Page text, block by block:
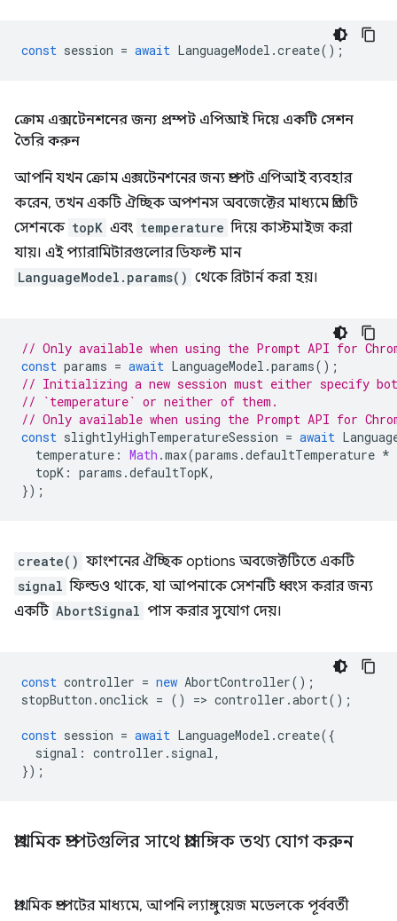
const session = await LanguageModel .create();
ক্রোম এক্সটেনশনের জন্য প্রম্পট এপিআই দিয়ে একটি সেশন
তৈরি করুন
আপনি যখন ক্রোম এক্সটেনশনের জন্য প্রম্পট এপিআই ব্যবহার
করেন, তখন একটি ঐচ্ছিক অপশনস অবজেক্টের মাধ্যমে প্রতিটি
সেশনকে topK এবং temperature দিয়ে কাস্টমাইজ করা
যায়। এই প্যারামিটারগুলোর ডিফল্ট মান
LanguageModel.params() থেকে রিটার্ন করা হয়।
// Only available when using the Prompt API for
const params = await LanguageModel .params();
// Initializing a new session must either specify
// `temperature` or neither of them.
// Only available when using the Prompt API for
const slightlyHighTemperatureSession = await
temperature : Math .max(params .defaultTemperature *
topK : params .defaultTopK,
});
create() ফাংশনের ঐচ্ছিক options অবজেক্টটিতে একটি
signal ফিল্ডও থাকে, যা আপনাকে সেশনটি ধ্বংস করার জন্য
একটি AbortSignal পাস করার সুযোগ দেয়।
const controller = new AbortController();
stopButton .onclick = () => controller .abort();
const session = await LanguageModel .create({
signal : controller . signal,
});
প্রাথমিক প্রম্পটগুলির সাথে প্রাসঙ্গিক তথ্য যোগ করুন
প্রাথমিক প্রম্পটের মাধ্যমে, আপনি ল্যাঙ্গুয়েজ মডেলকে পূর্ববর্তী